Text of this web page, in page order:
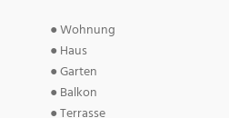
● Wohnung
● Haus
● Garten
● Balkon
● Terrasse